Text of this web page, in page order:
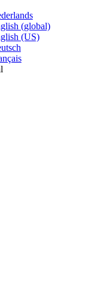
(global)
(US)